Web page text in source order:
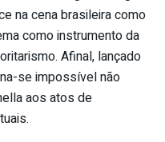
na cena brasileira como
como instrumento da
Afinal, lançado
se impossível não
aos atos de